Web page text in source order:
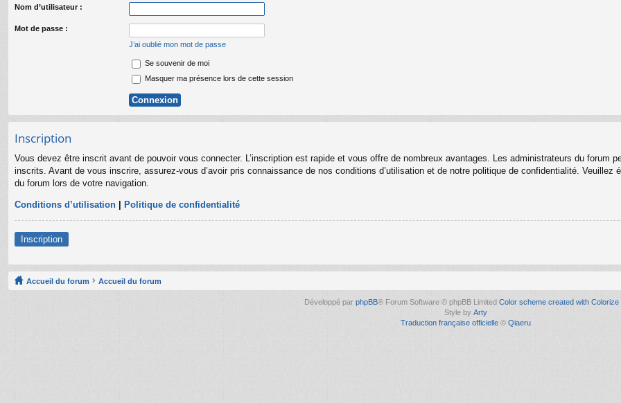
Nom d’utilisateur :
Mot de passe :
J’ai oublié mon mot de passe
Se souvenir de moi
Masquer ma présence lors de cette session
Inscription
Vous devez être inscrit avant de pouvoir vous connecter. L’inscription est rapide et vous offre de nombreux avantages. Les administrateurs du forum
inscrits. Avant de vous inscrire, assurez-vous d’avoir pris connaissance de nos conditions d’utilisation et de notre politique de confidentialité.
du forum lors de votre navigation.
Conditions d’utilisation | Politique de confidentialité
Inscription
Accueil du forum Accueil du forum
Développé par phpBB® Forum Software © phpBB Limited Color scheme created with Colorize
Style by Arty
Traduction française officielle © Qiaeru